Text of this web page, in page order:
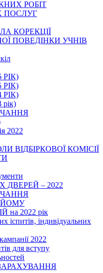
РОБІТ
ПОСЛУГ
КОРЕКЦІЇ
ПОВЕДІНКИ УЧНІВ
2022
ВІДБІРКОВОЇ КОМІСІЇ
ДВЕРЕЙ – 2022
на 2022 рік
іспитів, індивідуальних
2022
для вступу